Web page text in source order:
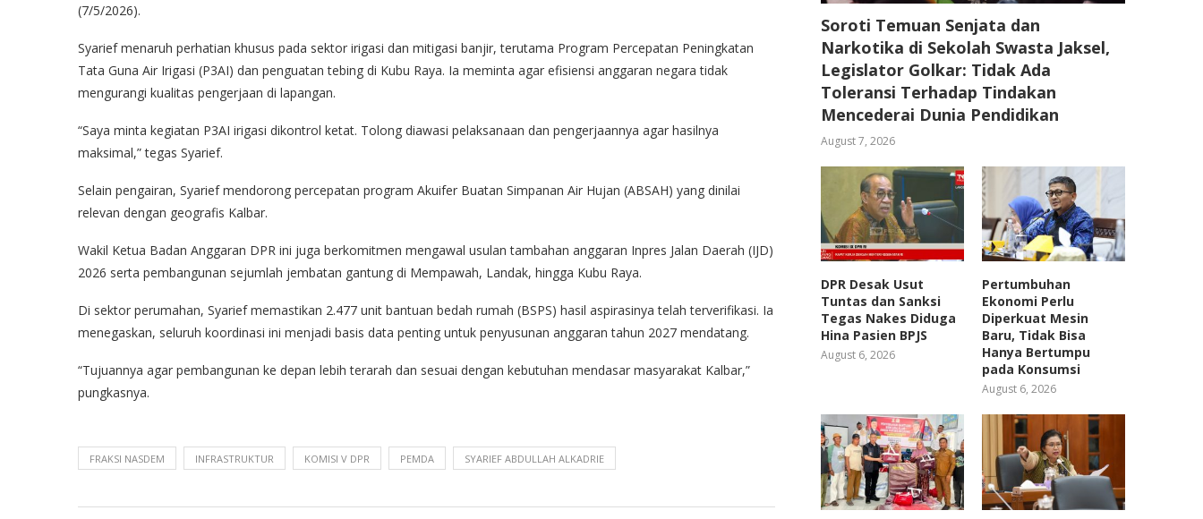
(7/5/2026).
Syarief menaruh perhatian khusus pada sektor irigasi dan mitigasi banjir, terutama Program Percepatan Peningkatan
Tata Guna Air Irigasi (P3AI) dan penguatan tebing di Kubu Raya. Ia meminta agar efisiensi anggaran negara tidak
mengurangi kualitas pengerjaan di lapangan.
“Saya minta kegiatan P3AI irigasi dikontrol ketat. Tolong diawasi pelaksanaan dan pengerjaannya agar hasilnya
maksimal,” tegas Syarief.
Selain pengairan, Syarief mendorong percepatan program Akuifer Buatan Simpanan Air Hujan (ABSAH) yang dinilai
relevan dengan geografis Kalbar.
Wakil Ketua Badan Anggaran DPR ini juga berkomitmen mengawal usulan tambahan anggaran Inpres Jalan Daerah (IJD)
2026 serta pembangunan sejumlah jembatan gantung di Mempawah, Landak, hingga Kubu Raya.
Di sektor perumahan, Syarief memastikan 2.477 unit bantuan bedah rumah (BSPS) hasil aspirasinya telah terverifikasi. Ia
menegaskan, seluruh koordinasi ini menjadi basis data penting untuk penyusunan anggaran tahun 2027 mendatang.
“Tujuannya agar pembangunan ke depan lebih terarah dan sesuai dengan kebutuhan mendasar masyarakat Kalbar,”
pungkasnya.
FRAKSI NASDEM INFRASTRUKTUR KOMISI V DPR PEMDA SYARIEF ABDULLAH ALKADRIE
Soroti Temuan Senjata dan
Narkotika di Sekolah Swasta Jaksel,
Legislator Golkar: Tidak Ada
Toleransi Terhadap Tindakan
Mencederai Dunia Pendidikan
August 7, 2026
DPR Desak Usut
Tuntas dan Sanksi
Tegas Nakes Diduga
Hina Pasien BPJS
August 6, 2026
Pertumbuhan
Ekonomi Perlu
Diperkuat Mesin
Baru, Tidak Bisa
Hanya Bertumpu
pada Konsumsi
August 6, 2026